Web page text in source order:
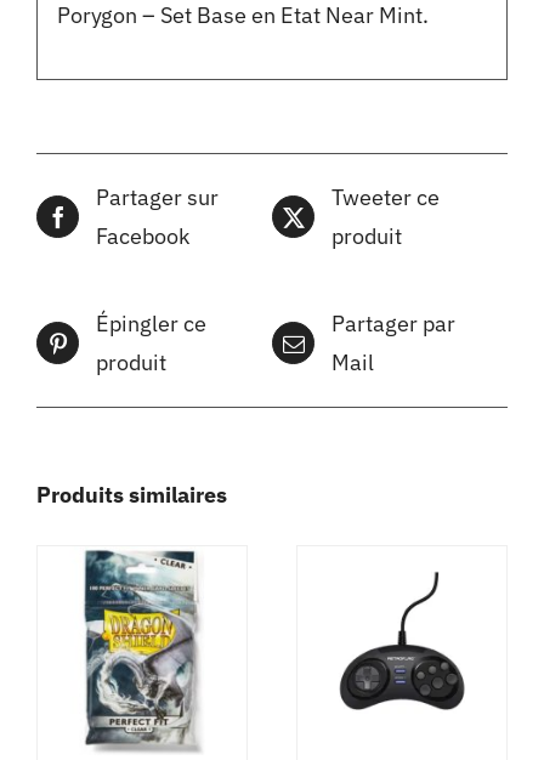
Porygon – Set Base en Etat Near Mint.
Partager sur
Facebook
Tweeter ce
produit
Épingler ce
produit
Partager par
Mail
Produits similaires